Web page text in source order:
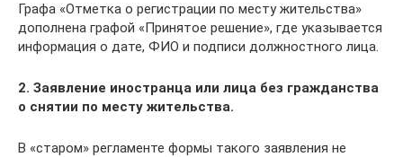
Графа «Отметка о регистрации по месту жительства»
дополнена графой «Принятое решение», где указывается
информация о дате, ФИО и подписи должностного лица.
2. Заявление иностранца или лица без гражданства
о снятии по месту жительства.
В «старом» регламенте формы такого заявления не